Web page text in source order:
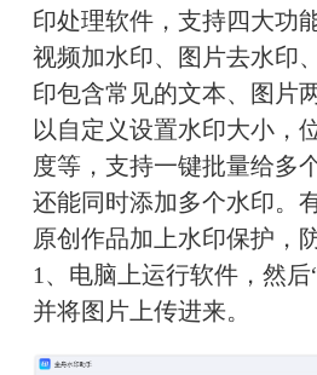
印处理软件，支持四大功
视频加水印、图片去水印
印包含常见的文本、图片
以自定义设置水印大小，
度等，支持一键批量给多
还能同时添加多个水印。
原创作品加上水印保护，
1、电脑上运行软件，然
并将图片上传进来。